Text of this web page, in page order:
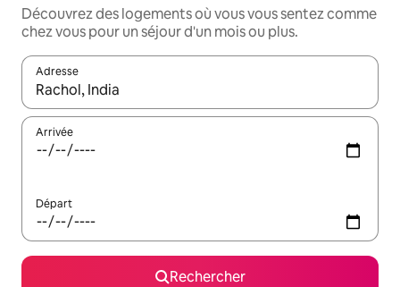
Découvrez des logements où vous vous sentez comme
chez vous pour un séjour d'un mois ou plus.
Adresse
Lorsque les résultats s'affichent, utilisez les flèches vers le
Arrivée
Départ
Rechercher